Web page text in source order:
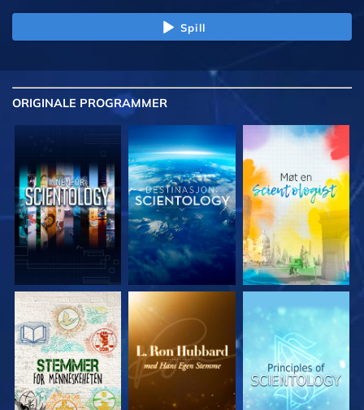
Spill
ORIGINALE PROGRAMMER
UTFORSK SERIEN UTFORSK SERIEN UTFORSK SERIEN